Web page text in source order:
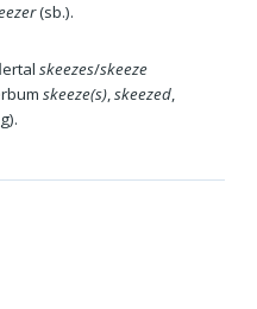
(sb.).
skeezes/skeeze
skeeze(s),skeezed,